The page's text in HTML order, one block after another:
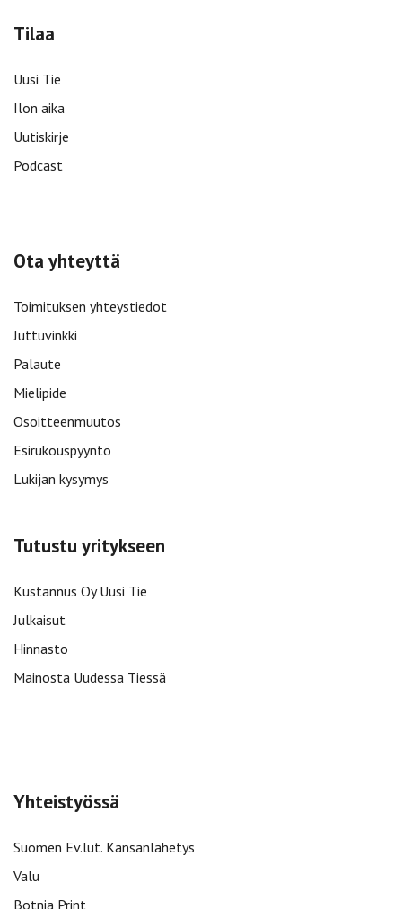
Tilaa
Uusi Tie
Ilon aika
Uutiskirje
Podcast
Ota yhteyttä
Toimituksen yhteystiedot
Juttuvinkki
Palaute
Mielipide
Osoitteenmuutos
Esirukouspyyntö
Lukijan kysymys
Tutustu yritykseen
Kustannus Oy Uusi Tie
Julkaisut
Hinnasto
Mainosta Uudessa Tiessä
Yhteistyössä
Suomen Ev.lut. Kansanlähetys
Valu
Botnia Print